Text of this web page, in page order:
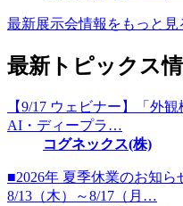
最新展示会情報をもっと見
最新トピックス
【9/17 ウェビナー】「外
AI・ディープラ…
コグネックス(株)
■2026年 夏季休業のお知ら
8/13（木）～8/17（月…